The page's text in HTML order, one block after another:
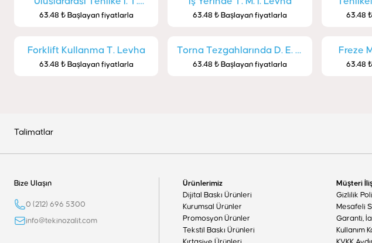
Levha
63.48 ₺ Başlayan fiyatlarla 63.48 ₺ Başlayan fiyatlarla 63.48
Forklift Kullanma T. Levha
63.48 ₺ Başlayan fiyatlarla
Torna Tezgahlarında D. E. K.
Levha
63.48 ₺ Başlayan fiyatlarla
Freze
63.48
Talimatlar
Bize Ulaşın
0 (212) 696 5300
info@tekinozalit.com
Ürünlerimiz
Dijital Baskı Ürünleri
Kurumsal Ürünler
Promosyon Ürünler
Tekstil Baskı Ürünleri
Müşteri
Gizlilik
Mesafeli
Garanti,
Kullanım